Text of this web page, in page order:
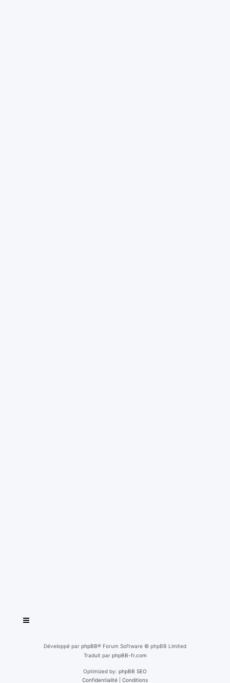
Développé par phpBB® Forum Software © phpBB Limited
Traduit par phpBB-fr.com
Optimized by: phpBB SEO
Confidentialité
Conditions